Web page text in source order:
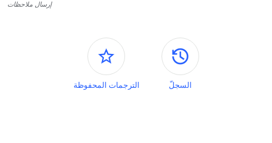
إرسال ملاحظات
اللوحات الجانبية
السجلّ الترجمات المحفوظة